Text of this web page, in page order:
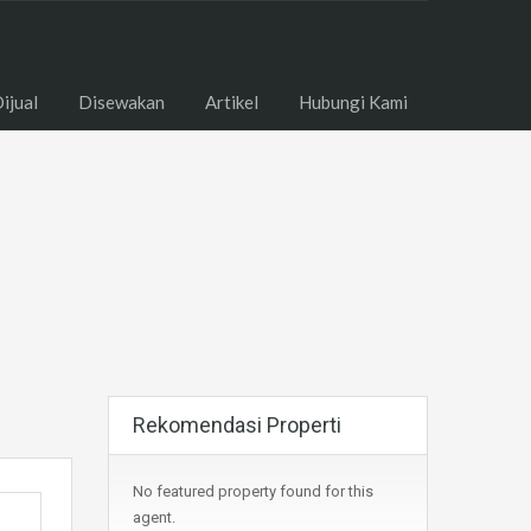
Disewakan Artikel Hubungi Kami
Rekomendasi Properti
No featured property found for this
agent.